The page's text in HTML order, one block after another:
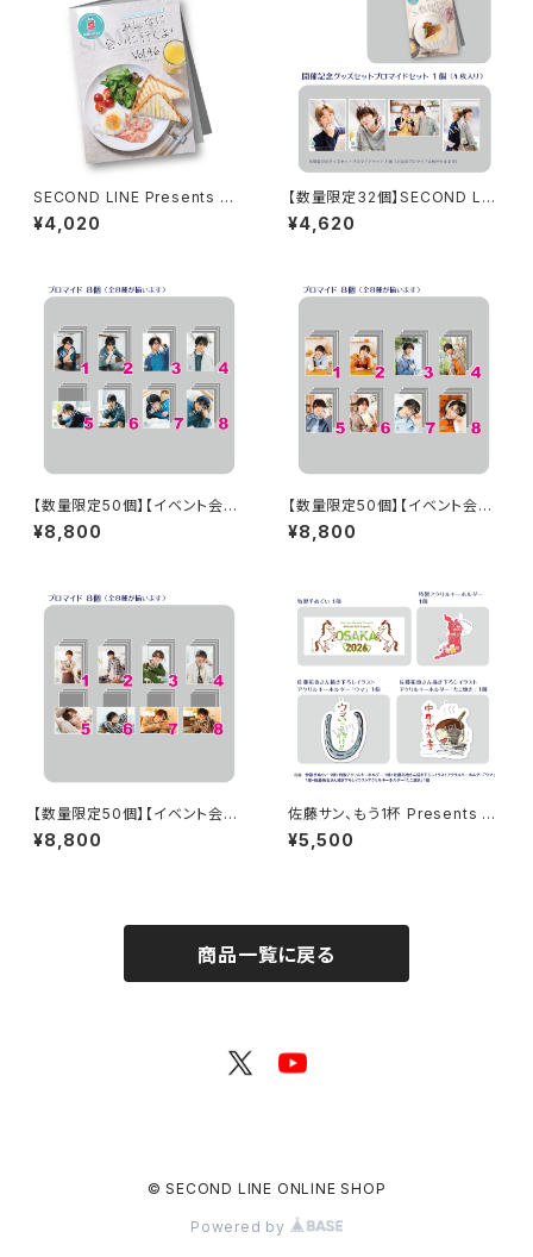
SECOND LINE Presents み
んなに会いに行くよ! 第46回 in
静岡 パンフレット
¥4,020
【数量限定32個】SECOND LIN
E Presents みんなに会いに行
くよ! 第25回 in 静岡 開催記念
¥4,620
【数量限定50個】【イベント会場
特典付き】SECOND LINE Pre
sents みんなに会いに行くよ!
¥8,800
【数量限定50個】【イベント会場
特典付き】SECOND LINE Pre
sents みんなに会いに行くよ!
¥8,800
【数量限定50個】【イベント会場
特典付き】SECOND LINE Pre
sents みんなに会いに行くよ!
¥8,800
佐藤サン、もう1杯 Presents み
んなに会いに行くよ！IN 大阪 グ
ッズセット
¥5,500
商品一覧に戻る
© SECOND LINE ONLINE SHOP
Powered by